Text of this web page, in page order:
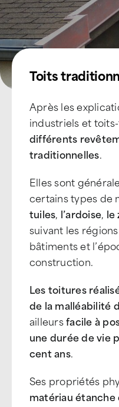
Toits
Après les
industriels et
différents
traditionnelles.
Elles sont
certains types de
tuiles, l’ardoise, le
suivant les
bâtiments et
construction.
Les toitures
de la malléabilité
ailleursfacile à
une durée de vie
cent ans.
Ses propriétés
matériau